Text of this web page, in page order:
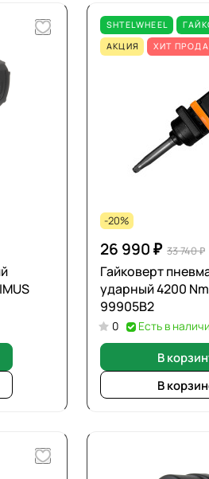
SHTELWHEEL
АКЦИЯ
ХИТ
-20%
26 990 ₽ 33 740 ₽
Гайковерт
ударный 4200 Nm
99905B2
0 Есть в
В
В